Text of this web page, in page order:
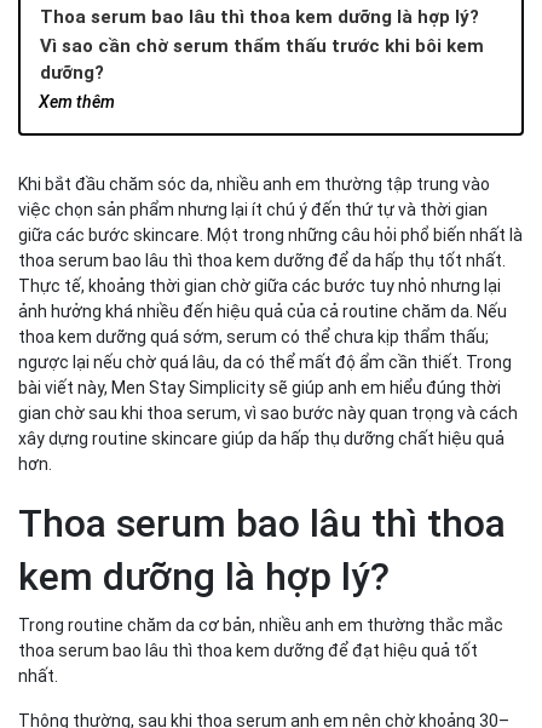
Xem thêm
Thoa serum bao lâu thì thoa kem dưỡng là hợp lý?
Vì sao cần chờ serum thẩm thấu trước khi bôi kem
dưỡng?
Serum có kết cấu nhẹ và thẩm thấu nhanh
Kem dưỡng ẩm giúp khóa dưỡng chất
Những yếu tố ảnh hưởng đến thời gian chờ giữa serum
và kem dưỡng
Loại serum anh em đang sử dụng
Tình trạng da và độ ẩm của da
Lượng serum sử dụng
Routine dùng serum đúng cách cho từng loại da
Serum cho da dầu mụn
Serum phục hồi da
Gợi ý serum dưỡng sáng từ Men Stay Simplicity
Vì sao da nam nên dùng serum dưỡng sáng?
Kết luận – Dùng serum đúng cách giúp da hấp thụ tốt
hơn
Khi bắt đầu chăm sóc da, nhiều anh em thường tập trung vào
việc chọn sản phẩm nhưng lại ít chú ý đến thứ tự và thời gian
giữa các bước skincare. Một trong những câu hỏi phổ biến nhất là
thoa serum bao lâu thì thoa kem dưỡng để da hấp thụ tốt nhất.
Thực tế, khoảng thời gian chờ giữa các bước tuy nhỏ nhưng lại
ảnh hưởng khá nhiều đến hiệu quả của cả routine chăm da. Nếu
thoa kem dưỡng quá sớm, serum có thể chưa kịp thẩm thấu;
ngược lại nếu chờ quá lâu, da có thể mất độ ẩm cần thiết. Trong
bài viết này, Men Stay Simplicity sẽ giúp anh em hiểu đúng thời
gian chờ sau khi thoa serum, vì sao bước này quan trọng và cách
xây dựng routine skincare giúp da hấp thụ dưỡng chất hiệu quả
hơn.
Thoa serum bao lâu thì thoa
kem dưỡng là hợp lý?
Trong routine chăm da cơ bản, nhiều anh em thường thắc mắc
thoa serum bao lâu thì thoa kem dưỡng để đạt hiệu quả tốt
nhất.
Thông thường, sau khi thoa serum anh em nên chờ khoảng 30–